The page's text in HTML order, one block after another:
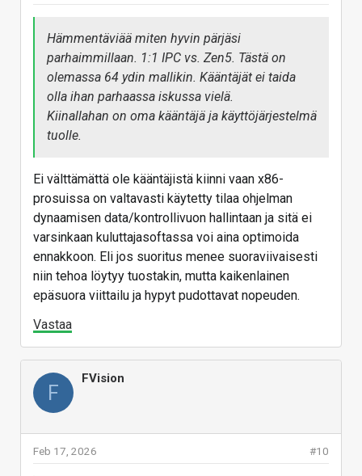
Hämmentäviää miten hyvin pärjäsi
parhaimmillaan. 1:1 IPC vs. Zen5. Tästä on
olemassa 64 ydin mallikin. Kääntäjät ei taida
olla ihan parhaassa iskussa vielä.
Kiinallahan on oma kääntäjä ja käyttöjärjestelmä
tuolle.
Ei välttämättä ole kääntäjistä kiinni vaan x86-
prosuissa on valtavasti käytetty tilaa ohjelman
dynaamisen data/kontrollivuon hallintaan ja sitä ei
varsinkaan kuluttajasoftassa voi aina optimoida
ennakkoon. Eli jos suoritus menee suoraviivaisesti
niin tehoa löytyy tuostakin, mutta kaikenlainen
epäsuora viittailu ja hypyt pudottavat nopeuden.
Vastaa
F
FVision
#10
Feb 17, 2026